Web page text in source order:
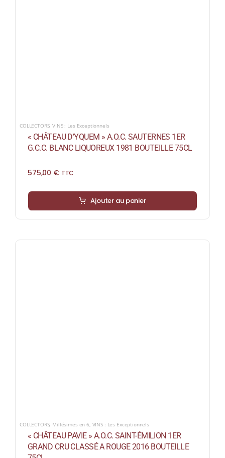
COLLECTORS,VINS : Les Exceptionnels
« CHÂTEAU D’YQUEM » A.O.C. SAUTERNES 1ER
G.C.C. BLANC LIQUOREUX 1981 BOUTEILLE 75CL
575,00 € TTC
Ajouter au panier
COLLECTORS, Millésimes en 6 VINS : Les Exceptionnels
« CHÂTEAU PAVIE » A.O.C. SAINT-ÉMILION 1ER
GRAND CRU CLASSÉ A ROUGE 2016 BOUTEILLE